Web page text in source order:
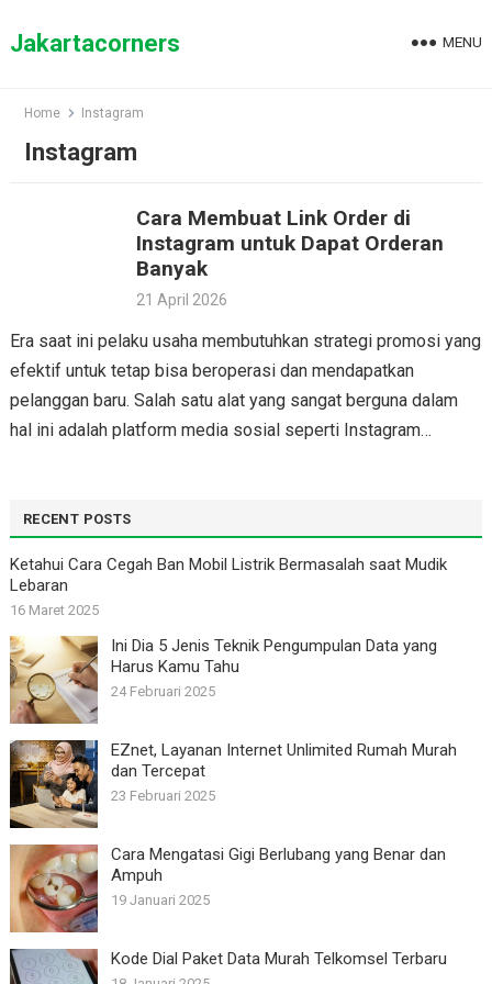
Jakartacorners MENU
Home Instagram
Instagram
Cara Membuat Link Order di
Instagram untuk Dapat Orderan
Banyak
21 April 2026
Era saat ini pelaku usaha membutuhkan strategi promosi yang
efektif untuk tetap bisa beroperasi dan mendapatkan
pelanggan baru. Salah satu alat yang sangat berguna dalam
hal ini adalah platform media sosial seperti Instagram…
RECENT POSTS
Ketahui Cara Cegah Ban Mobil Listrik Bermasalah saat Mudik
Lebaran
16 Maret 2025
Ini Dia 5 Jenis Teknik Pengumpulan Data yang
Harus Kamu Tahu
24 Februari 2025
EZnet, Layanan Internet Unlimited Rumah Murah
dan Tercepat
23 Februari 2025
Cara Mengatasi Gigi Berlubang yang Benar dan
Ampuh
19 Januari 2025
Kode Dial Paket Data Murah Telkomsel Terbaru